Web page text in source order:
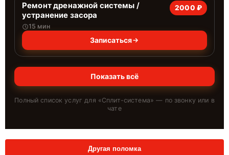
Ремонт дренажной системы /
устранение засора
15 мин
2000 ₽
Записаться
Показать всё
Полный список услуг для «Сплит-система» — по звонку или в
чате
Другая поломка